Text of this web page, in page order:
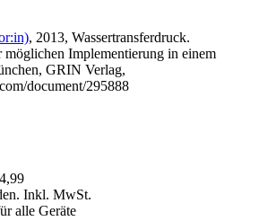
, 2013, Wassertransferdruck.
möglichen Implementierung in einem
GRIN Verlag,
document/295888
Inkl. MwSt.
alle Geräte